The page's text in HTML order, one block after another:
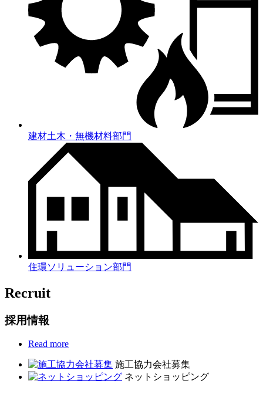
建材土木・無機材料部門
住環ソリューション部門
Recruit
採用情報
Read more
施工協力会社募集
ネットショッピング